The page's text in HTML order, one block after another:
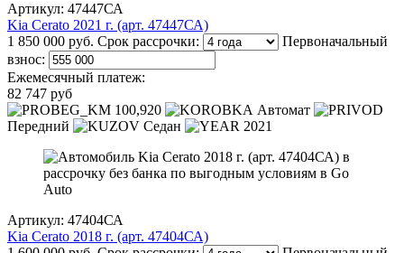
Артикул: 47447СА
Kia Cerato 2021 г. (арт. 47447СА)
1 850 000 руб. Срок рассрочки:
Первоначальный
взнос:
Ежемесячный платеж:
82 747 руб
100,920
Автомат
Передний
Седан 2021
Артикул: 47404СА
Kia Cerato 2018 г. (арт. 47404СА)